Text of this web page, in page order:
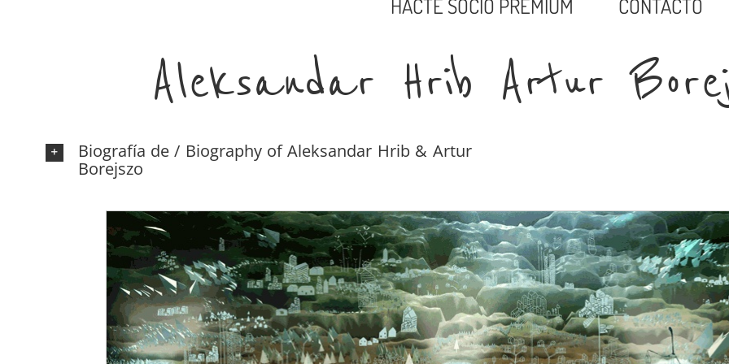
HACTE SOCIO PREMIUM
CONTACTO
Aleksandar Hrib Artur
Biografía de / Biography of Aleksandar Hrib & Artur
Borejszo